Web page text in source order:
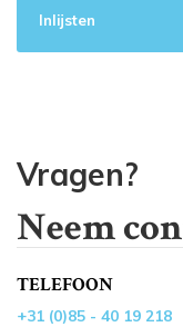
Inlijsten
Vragen?
Neem
TELEFOON
+31 (0)85 - 40 19 218